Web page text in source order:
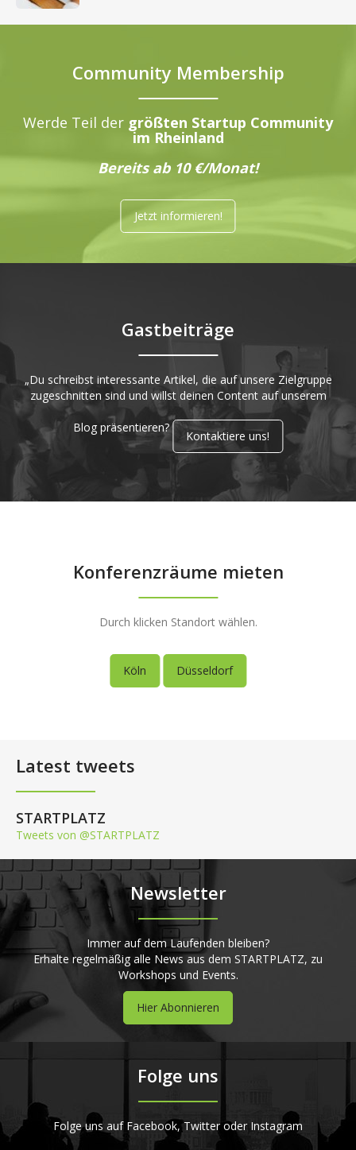
Community Membership
Werde Teil der größten Startup Community
im Rheinland
Bereits ab 10 €/Monat!
Jetzt informieren!
Gastbeiträge
„Du schreibst interessante Artikel, die auf unsere Zielgruppe
zugeschnitten sind und willst deinen Content auf unserem
Blog präsentieren?
Kontaktiere uns!
Konferenzräume mieten
Durch klicken Standort wählen.
Köln Düsseldorf
Latest tweets
STARTPLATZ
Tweets von @STARTPLATZ
Newsletter
Immer auf dem Laufenden bleiben?
Erhalte regelmäßig alle News aus dem STARTPLATZ, zu
Workshops und Events.
Hier Abonnieren
Folge uns
Folge uns auf Facebook, Twitter oder Instagram